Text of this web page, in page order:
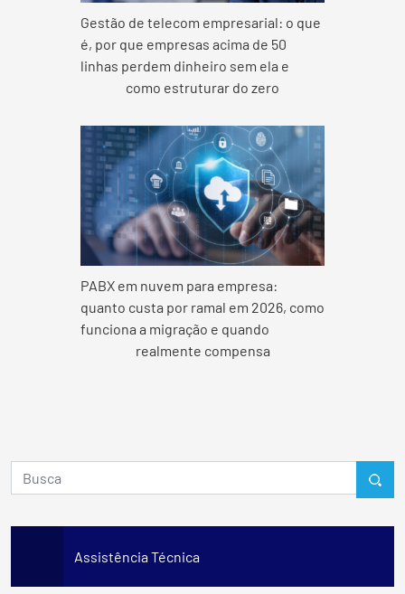
Gestão de telecom empresarial: o que
é, por que empresas acima de 50
linhas perdem dinheiro sem ela e
como estruturar do zero
PABX em nuvem para empresa:
quanto custa por ramal em 2026, como
funciona a migração e quando
realmente compensa
Assistência Técnica